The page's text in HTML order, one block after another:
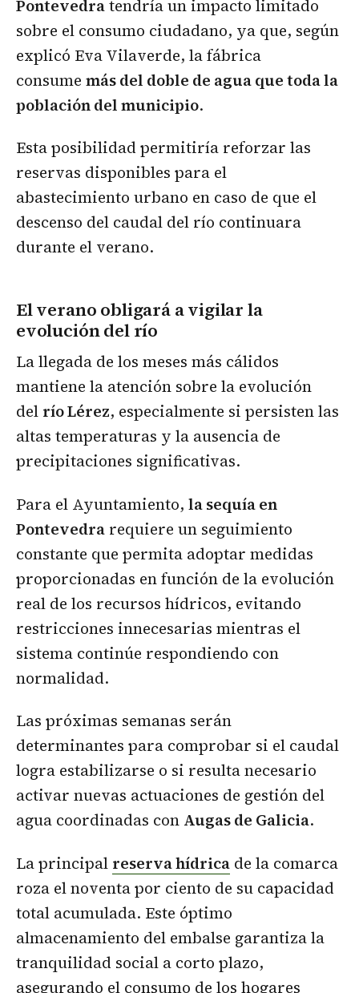
Pontevedratendría un impacto limitado
sobre el consumo ciudadano, ya que, según
explicó Eva Vilaverde, la fábrica
consume más del doble de agua que toda la
población del municipio.
Esta posibilidad permitiría reforzar las
reservas disponibles para el
abastecimiento urbano en caso de que el
descenso del caudal del río continuara
durante el verano.
El verano obligará a vigilar la
evolución del río
La llegada de los meses más cálidos
mantiene la atención sobre la evolución
del río Lérez, especialmente si persisten las
altas temperaturas y la ausencia de
precipitaciones significativas.
Para el Ayuntamiento, la sequía en
Pontevedra requiere un seguimiento
constante que permita adoptar medidas
proporcionadas en función de la evolución
real de los recursos hídricos, evitando
restricciones innecesarias mientras el
sistema continúe respondiendo con
normalidad.
Las próximas semanas serán
determinantes para comprobar si el caudal
logra estabilizarse o si resulta necesario
activar nuevas actuaciones de gestión del
agua coordinadas con Augas de Galicia.
La principal reserva hídrica de la comarca
roza el noventa por ciento de su capacidad
total acumulada. Este óptimo
almacenamiento del embalse garantiza la
tranquilidad social a corto plazo,
asegurando el consumo de los hogares